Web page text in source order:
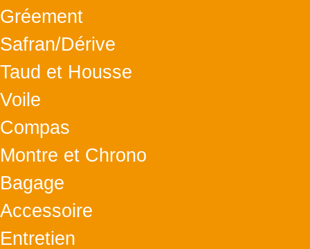
Gréement
Safran/Dérive
Taud et Housse
Voile
Compas
Montre et Chrono
Bagage
Accessoire
Entretien